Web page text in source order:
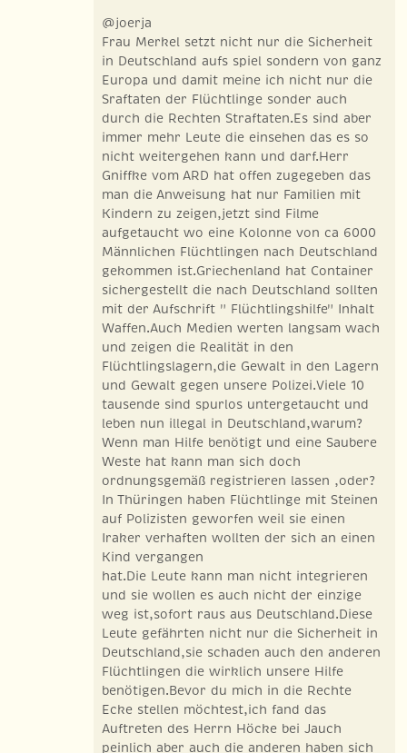
@joerja
Frau Merkel setzt nicht nur die Sicherheit
in Deutschland aufs spiel sondern von ganz
Europa und damit meine ich nicht nur die
Sraftaten der Flüchtlinge sonder auch
durch die Rechten Straftaten.Es sind aber
immer mehr Leute die einsehen das es so
nicht weitergehen kann und darf.Herr
Gniffke vom ARD hat offen zugegeben das
man die Anweisung hat nur Familien mit
Kindern zu zeigen,jetzt sind Filme
aufgetaucht wo eine Kolonne von ca 6000
Männlichen Flüchtlingen nach Deutschland
gekommen ist.Griechenland hat Container
sichergestellt die nach Deutschland sollten
mit der Aufschrift " Flüchtlingshilfe" Inhalt
Waffen.Auch Medien werten langsam wach
und zeigen die Realität in den
Flüchtlingslagern,die Gewalt in den Lagern
und Gewalt gegen unsere Polizei.Viele 10
tausende sind spurlos untergetaucht und
leben nun illegal in Deutschland,warum?
Wenn man Hilfe benötigt und eine Saubere
Weste hat kann man sich doch
ordnungsgemäß registrieren lassen ,oder?
In Thüringen haben Flüchtlinge mit Steinen
auf Polizisten geworfen weil sie einen
Iraker verhaften wollten der sich an einen
Kind vergangen
hat.Die Leute kann man nicht integrieren
und sie wollen es auch nicht der einzige
weg ist,sofort raus aus Deutschland.Diese
Leute gefährten nicht nur die Sicherheit in
Deutschland,sie schaden auch den anderen
Flüchtlingen die wirklich unsere Hilfe
benötigen.Bevor du mich in die Rechte
Ecke stellen möchtest,ich fand das
Auftreten des Herrn Höcke bei Jauch
peinlich aber auch die anderen haben sich